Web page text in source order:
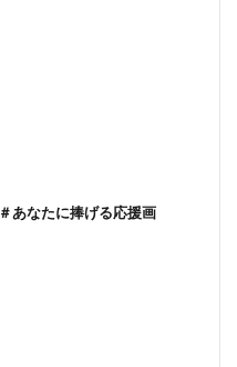
＃あなたに捧げる応援画